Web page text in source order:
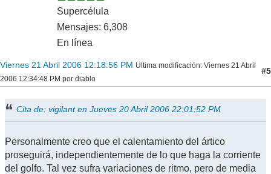
Supercélula
Mensajes: 6,308
En línea
Viernes 21 Abril 2006 12:18:56 PM Ultima modificación: Viernes 21 Abril
2006 12:34:48 PM por diablo
#5
Cita de: vigilant en Jueves 20 Abril 2006 22:01:52 PM
Personalmente creo que el calentamiento del ártico
proseguirá, independientemente de lo que haga la corriente
del golfo. Tal vez sufra variaciones de ritmo, pero de media